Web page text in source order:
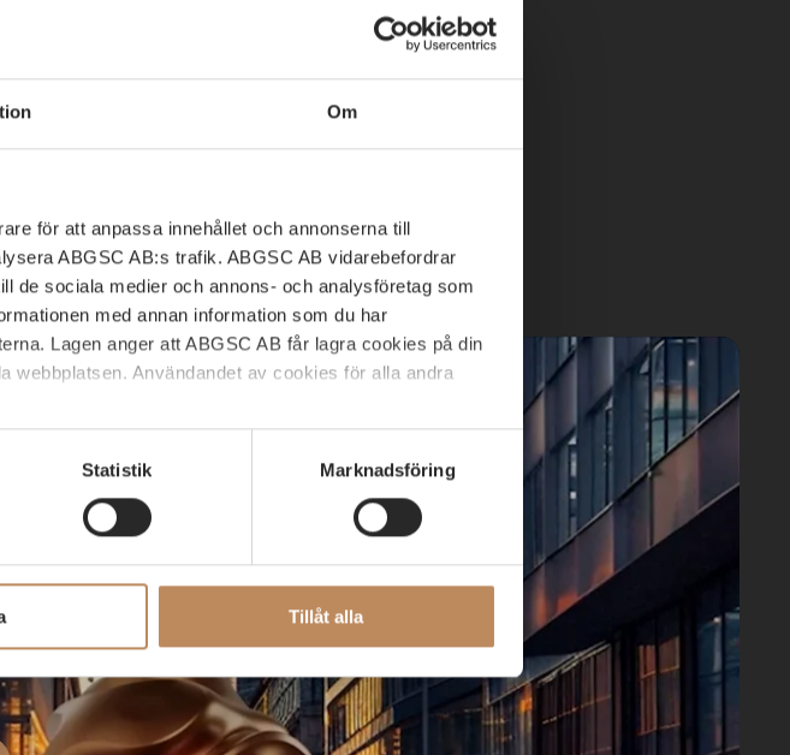
Om
för att anpassa innehållet och annonserna till
ABGSC AB:s trafik. ABGSC AB vidarebefordrar
de sociala medier och annons- och analysföretag som
med annan information som du har
Lagen anger att ABGSC AB får lagra cookies på din
webbplatsen. Användandet av cookies för alla andra
förklaringen på ABGSC AB:s webbplats. Om du har
vänligen kontakta ABGSC AB via e-post
Statistik Marknadsföring
Tillåt alla
mellan USA och Europa har
mer intressanta.